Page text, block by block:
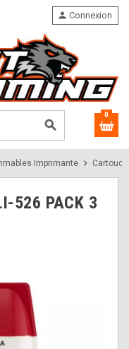
search
person Connexion
0
Imprimante chevron_right
526 PACK 3